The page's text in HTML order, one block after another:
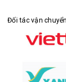
Đối tác vận chuyển